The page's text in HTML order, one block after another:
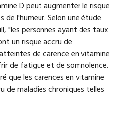
D peut augmenter le risque
de l'humeur. Selon une étude
"les personnes ayant des taux
un risque accru de
de carence en vitamine
de fatigue et de somnolence.
que les carences en vitamine
de maladies chroniques telles